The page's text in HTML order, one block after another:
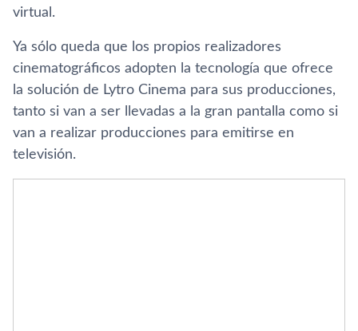
virtual.
Ya sólo queda que los propios realizadores
cinematográficos adopten la tecnologí­a que ofrece
la solución de Lytro Cinema para sus producciones,
tanto si van a ser llevadas a la gran pantalla como si
van a realizar producciones para emitirse en
televisión.